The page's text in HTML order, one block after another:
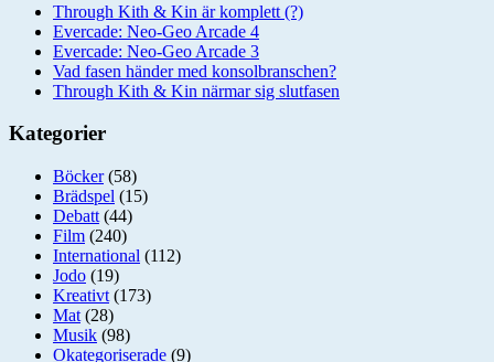
Through Kith & Kin är komplett (?)
Evercade: Neo-Geo Arcade 4
Evercade: Neo-Geo Arcade 3
Vad fasen händer med konsolbranschen?
Through Kith & Kin närmar sig slutfasen
Kategorier
Böcker(58)
Brädspel (15)
Debatt (44)
Film (240)
International (112)
Jodo (19)
Kreativt (173)
Mat (28)
Musik (98)
Okategoriserade (9)